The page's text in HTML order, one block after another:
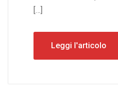
[…]
Leggi l'articolo